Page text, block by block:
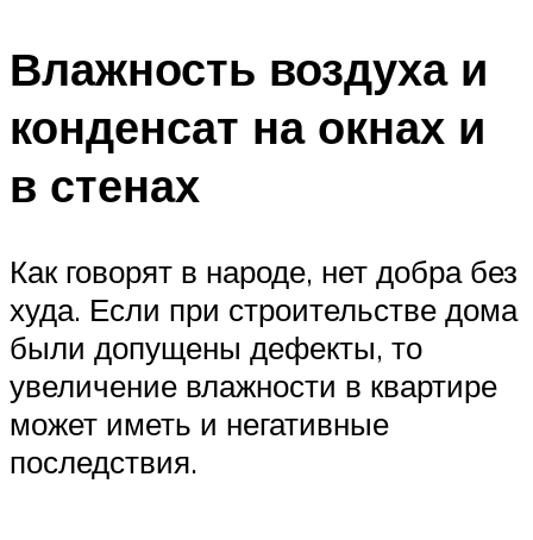
Влажность воздуха и
конденсат на окнах и
в стенах
Как говорят в народе, нет добра без
худа. Если при строительстве дома
были допущены дефекты, то
увеличение влажности в квартире
может иметь и негативные
последствия.